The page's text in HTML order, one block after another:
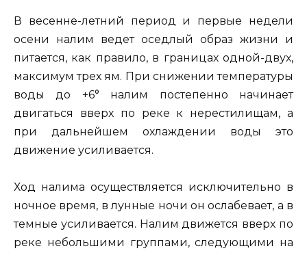
В весенне-летний период и первые недели
осени налим ведет оседлый образ жизни и
питается, как правило, в границах одной-двух,
максимум трех ям. При снижении температуры
воды до +6° налим постепенно начинает
двигаться вверх по реке к нерестилищам, а
при дальнейшем охлаждении воды это
движение усиливается.
Ход налима осуществляется исключительно в
ночное время, в лунные ночи он ослабевает, а в
темные усиливается. Налим движется вверх по
реке небольшими группами, следующими на